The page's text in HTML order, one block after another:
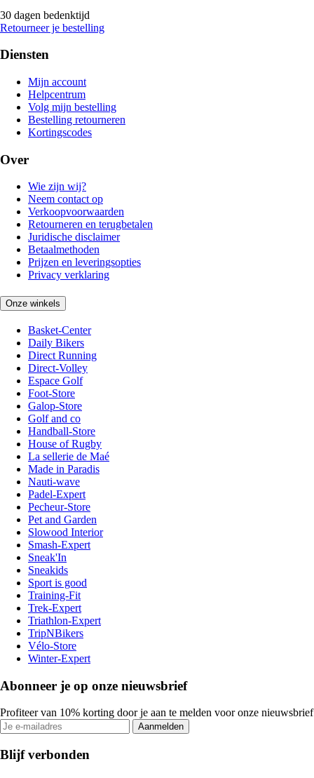
30 dagen bedenktijd
Retourneer je bestelling
Diensten
Mijn account
Helpcentrum
Volg mijn bestelling
Bestelling retourneren
Kortingscodes
Over
Wie zijn wij?
Neem contact op
Verkoopvoorwaarden
Retourneren en terugbetalen
Juridische disclaimer
Betaalmethoden
Prijzen en leveringsopties
Privacy verklaring
Onze winkels
Basket-Center
Daily Bikers
Direct Running
Direct-Volley
Espace Golf
Foot-Store
Galop-Store
Golf and co
Handball-Store
House of Rugby
La sellerie de Maé
Made in Paradis
Nauti-wave
Padel-Expert
Pecheur-Store
Pet and Garden
Slowood Interior
Smash-Expert
Sneak'In
Sneakids
Sport is good
Training-Fit
Trek-Expert
Triathlon-Expert
TripNBikers
Vélo-Store
Winter-Expert
Abonneer je op onze nieuwsbrief
Profiteer van 10% korting door je aan te melden voor onze nieuwsbrief
Aanmelden
Blijf verbonden